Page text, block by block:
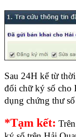
Sau 24H kể từ
đổi chữ ký số cho
dụng chứng thư
*Tạm kết: